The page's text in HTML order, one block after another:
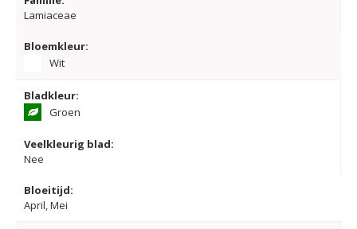
Lamiaceae
Bloemkleur:
Wit
Bladkleur:
Groen
Veelkleurig blad:
Nee
Bloeitijd:
April, Mei